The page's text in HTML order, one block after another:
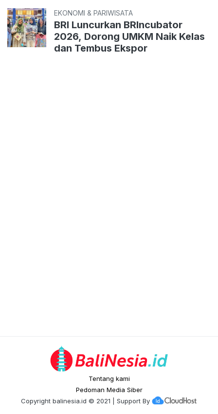
EKONOMI & PARIWISATA
BRI Luncurkan BRIncubator
2026, Dorong UMKM Naik Kelas
dan Tembus Ekspor
Tentang kami
Pedoman Media Siber
Copyright balinesia.id © 2021 | Support By